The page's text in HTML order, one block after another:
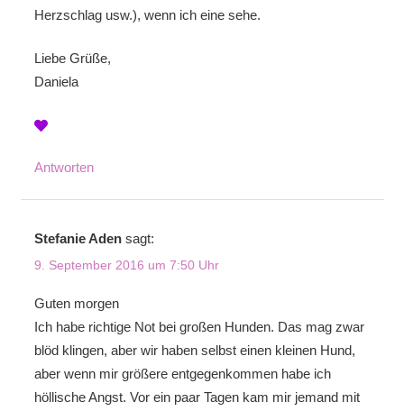
Herzschlag usw.), wenn ich eine sehe.
Liebe Grüße,
Daniela
Antworten
Stefanie Aden sagt:
9. September 2016 um 7:50 Uhr
Guten morgen
Ich habe richtige Not bei großen Hunden. Das mag zwar
blöd klingen, aber wir haben selbst einen kleinen Hund,
aber wenn mir größere entgegenkommen habe ich
höllische Angst. Vor ein paar Tagen kam mir jemand mit